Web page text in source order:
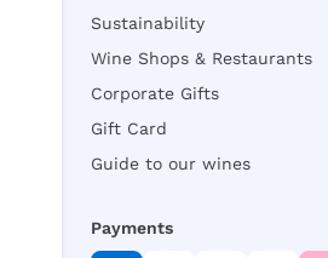
Sustainability
Wine Shops & Restaurants
Corporate Gifts
Gift Card
Guide to our wines
Payments